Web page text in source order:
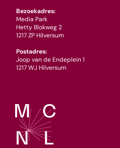
Bezoekadres:
Media Park
Hetty Blokweg 2
1217 ZP Hilversum
Postadres:
Joop van de Endeplein 1
1217 WJ Hilversum